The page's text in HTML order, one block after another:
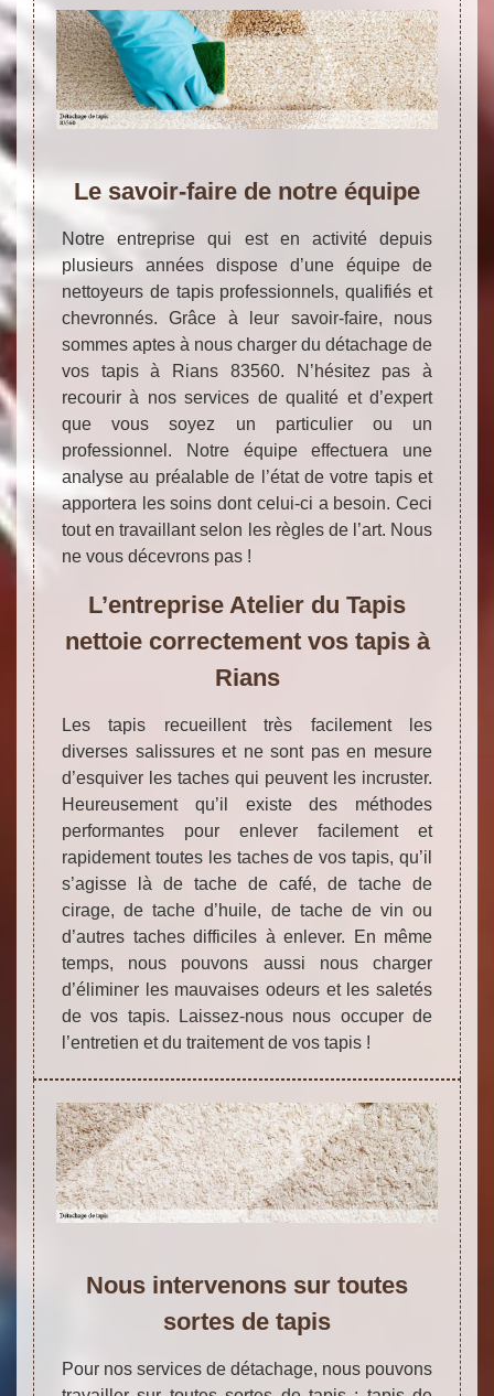
Le savoir-faire de notre équipe
Notre entreprise qui est en activité depuis
plusieurs années dispose d’une équipe de
nettoyeurs de tapis professionnels, qualifiés et
chevronnés. Grâce à leur savoir-faire, nous
sommes aptes à nous charger du détachage de
vos tapis à Rians 83560. N’hésitez pas à
recourir à nos services de qualité et d’expert
que vous soyez un particulier ou un
professionnel. Notre équipe effectuera une
analyse au préalable de l’état de votre tapis et
apportera les soins dont celui-ci a besoin. Ceci
tout en travaillant selon les règles de l’art. Nous
ne vous décevrons pas !
L’entreprise Atelier du Tapis
nettoie correctement vos tapis à
Rians
Les tapis recueillent très facilement les
diverses salissures et ne sont pas en mesure
d’esquiver les taches qui peuvent les incruster.
Heureusement qu’il existe des méthodes
performantes pour enlever facilement et
rapidement toutes les taches de vos tapis, qu’il
s’agisse là de tache de café, de tache de
cirage, de tache d’huile, de tache de vin ou
d’autres taches difficiles à enlever. En même
temps, nous pouvons aussi nous charger
d’éliminer les mauvaises odeurs et les saletés
de vos tapis. Laissez-nous nous occuper de
l’entretien et du traitement de vos tapis !
Nous intervenons sur toutes
sortes de tapis
Pour nos services de détachage, nous pouvons